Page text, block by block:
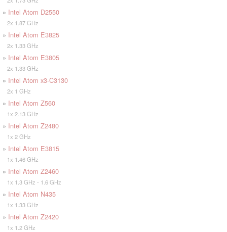
» Intel Atom D2550
2x 1.87 GHz
» Intel Atom E3825
2x 1.33 GHz
» Intel Atom E3805
2x 1.33 GHz
» Intel Atom x3-C3130
2x 1 GHz
» Intel Atom Z560
1x 2.13 GHz
» Intel Atom Z2480
1x 2 GHz
» Intel Atom E3815
1x 1.46 GHz
» Intel Atom Z2460
1x 1.3 GHz - 1.6 GHz
» Intel Atom N435
1x 1.33 GHz
» Intel Atom Z2420
1x 1.2 GHz